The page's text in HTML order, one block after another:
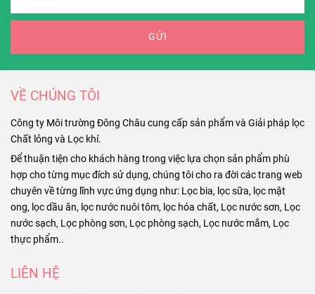
GỬI
VỀ CHÚNG TÔI
Công ty Môi trường Đông Châu cung cấp sản phẩm và Giải pháp lọc
Chất lỏng và Lọc khí.
Để thuận tiện cho khách hàng trong việc lựa chọn sản phẩm phù
hợp cho từng mục đích sử dụng, chúng tôi cho ra đời các trang web
chuyên về từng lĩnh vực ứng dụng như: Lọc bia, lọc sữa, lọc mật
ong, lọc dầu ăn, lọc nước nuôi tôm, lọc hóa chất, Lọc nước sơn, Lọc
nước sạch, Lọc phòng sơn, Lọc phòng sạch, Lọc nước mắm, Lọc
thực phẩm..
LIÊN HỆ